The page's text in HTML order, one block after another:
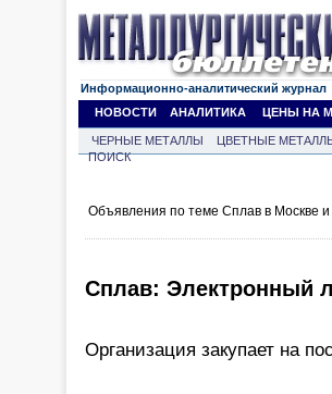
Информационно-аналитический журнал
НОВОСТИ
АНАЛИТИКА ЦЕНЫ НА
ЧЕРНЫЕ МЕТАЛЛЫ ЦВЕТНЫЕ
ПОИСК
Объявления по теме Сплав в Москве
Сплав: Электронный
Организация закупает на